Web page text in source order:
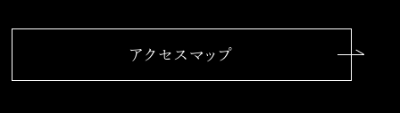
アクセスマップ